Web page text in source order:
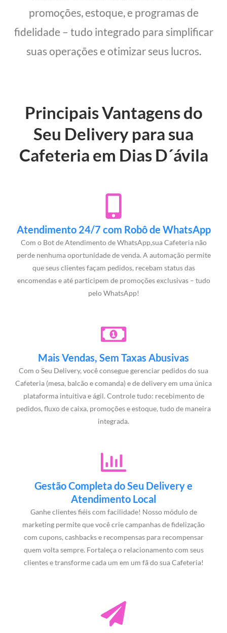
promoções, estoque, e programas de
fidelidade – tudo integrado para simplificar
suas operações e otimizar seus lucros.
Principais Vantagens do
Seu Delivery para sua
Cafeteria em Dias D´ávila
Atendimento 24/7 com Robô de WhatsApp
Com o Bot de Atendimento de WhatsApp,sua Cafeteria não
perde nenhuma oportunidade de venda. A automação permite
que seus clientes façam pedidos, recebam status das
encomendas e até participem de promoções exclusivas – tudo
pelo WhatsApp!
Mais Vendas, Sem Taxas Abusivas
Com o Seu Delivery, você consegue gerenciar pedidos do sua
Cafeteria (mesa, balcão e comanda) e de delivery em uma única
plataforma intuitiva e ágil. Controle tudo: recebimento de
pedidos, fluxo de caixa, promoções e estoque, tudo de maneira
integrada.
Gestão Completa do Seu Delivery e
Atendimento Local
Ganhe clientes fiéis com facilidade! Nosso módulo de
marketing permite que você crie campanhas de fidelização
com cupons, cashbacks e recompensas para recompensar
quem volta sempre. Fortaleça o relacionamento com seus
clientes e transforme cada um em um fã do sua Cafeteria!